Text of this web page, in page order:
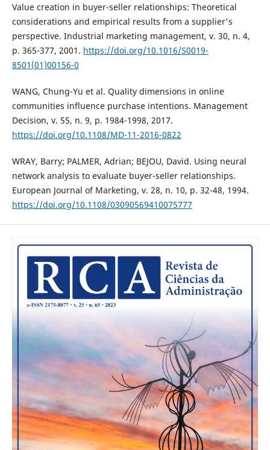
Value creation in buyer-seller relationships: Theoretical
considerations and empirical results from a supplier's
perspective. Industrial marketing management, v. 30, n. 4,
p. 365-377, 2001. https://doi.org/10.1016/S0019-
8501(01)00156-0
WANG, Chung-Yu et al. Quality dimensions in online
communities influence purchase intentions. Management
Decision, v. 55, n. 9, p. 1984-1998, 2017.
https://doi.org/10.1108/MD-11-2016-0822
WRAY, Barry; PALMER, Adrian; BEJOU, David. Using neural
network analysis to evaluate buyer-seller relationships.
European Journal of Marketing, v. 28, n. 10, p. 32-48, 1994.
https://doi.org/10.1108/03090569410075777